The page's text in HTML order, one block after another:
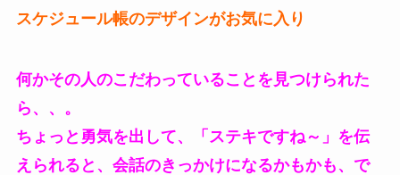
スケジュール帳のデザインがお気に入り
何かその人のこだわっていることを見つけられた
ら、、。
ちょっと勇気を出して、「ステキですね～」を伝
えられると、会話のきっかけになるかもかも、で